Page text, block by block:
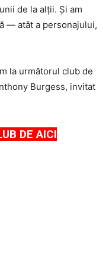
de la alții. Și am
— atât a personajului,
la următorul club de
Burgess, invitat
DE AICI